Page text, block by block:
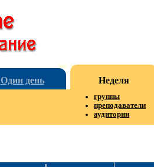
Один день Неделя
группы
преподаватели
аудитории